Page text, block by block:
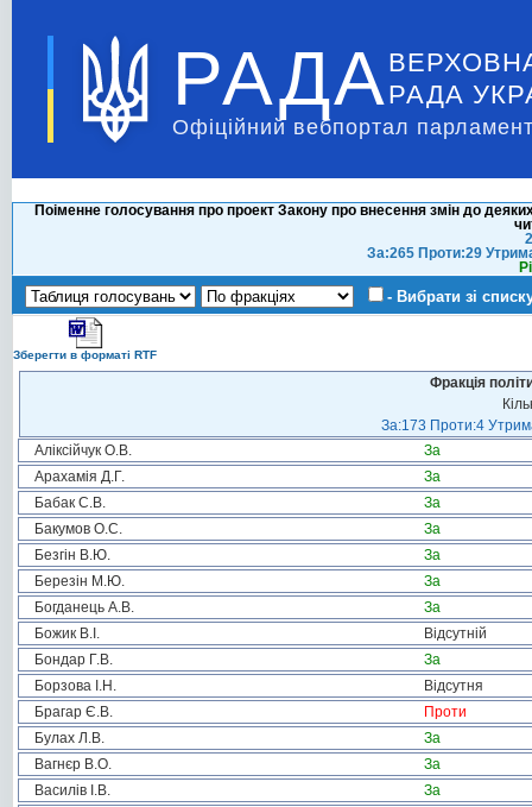
РАДА РАДА
Офіційний вебпортал
Поіменне голосування про проект Закону про внесення змін до
За:265 Проти:29
- Вибрати зі
Зберегти в форматі RTF
Фракція
За:173 Проти:4
Аліксійчук О.В.
За
Арахамія Д.Г.
За
Бабак С.В.
За
Бакумов О.С.
За
Безгін В.Ю.
За
Березін М.Ю.
За
Богданець А.В.
За
Божик В.І.
Відсутній
Бондар Г.В.
За
Борзова І.Н.
Відсутня
Брагар Є.В.
Проти
Булах Л.В.
За
Вагнєр В.О.
За
Василів І.В.
За